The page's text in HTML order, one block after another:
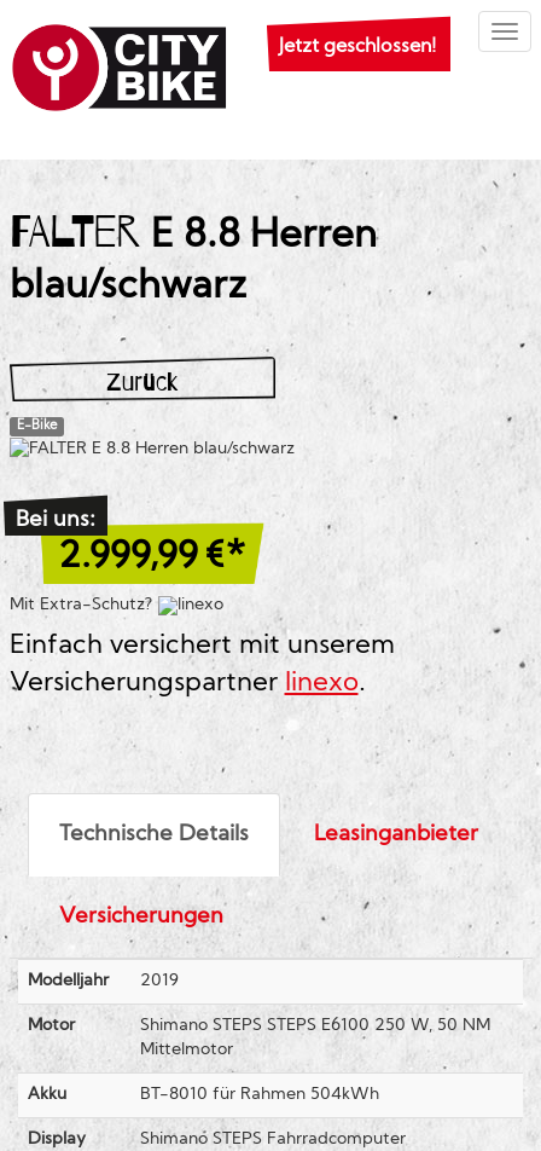
Jetzt geschlossen!
FALTER E 8.8 Herren
blau/schwarz
Zurück
E-Bike
Bei uns:
2.999,99 €*
Mit Extra-Schutz?
Einfach versichert mit unserem
Versicherungspartner linexo.
Technische Details Leasinganbieter
Versicherungen
Modelljahr 2019
Motor
Shimano STEPS STEPS E6100 250 W, 50 NM
Mittelmotor
Akku BT-8010 für Rahmen 504kWh
Display Shimano STEPS Fahrradcomputer